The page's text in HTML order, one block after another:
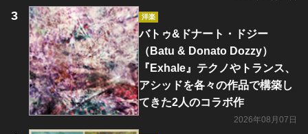
洋楽
バトゥ&ドナート・ドジー
（Batu & Donato Dozzy）
『Exhale』テクノやトランス、
アシッドを各々の作品で構築し
てきた2人のコラボ作
2026年08月07日